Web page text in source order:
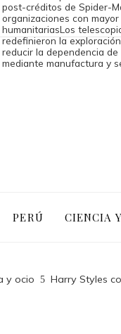
post-créditos de Spider-
organizaciones con
humanitariasLos
redefinieron la
reducir la dependencia
mediante manufactura y
PERÚ CIENCIA
y ocio Harry Styles